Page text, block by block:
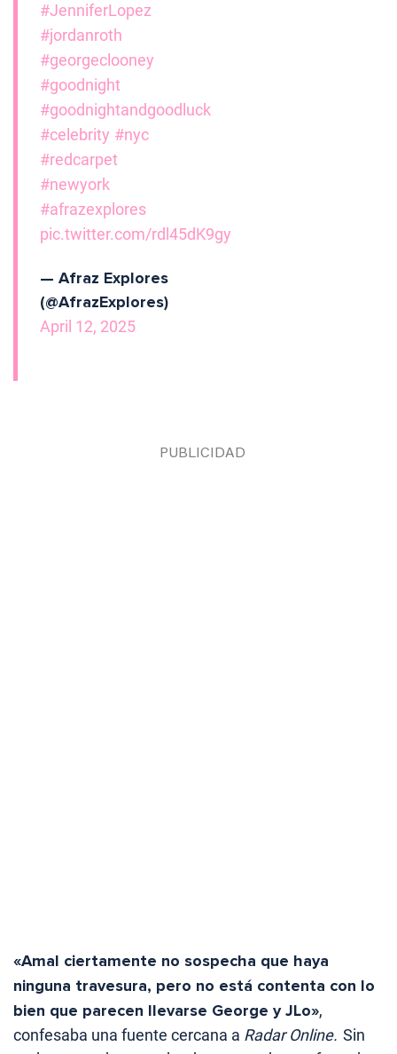
#JenniferLopez
#jordanroth
#georgeclooney
#goodnight
#goodnightandgoodluck
#celebrity #nyc
#redcarpet
#newyork
#afrazexplores
pic.twitter.com/rdl45dK9gy
— Afraz Explores
(@AfrazExplores)
April 12, 2025
«Amal ciertamente no sospecha que haya
ninguna travesura, pero no está contenta con lo
bien que parecen llevarse George y JLo»,
confesaba una fuente cercana a Radar Online. Sin